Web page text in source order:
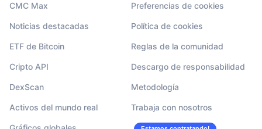
CMC Max
Noticias destacadas
ETF de Bitcoin
Cripto API
DexScan
Activos del mundo real
Preferencias de cookies
Política de cookies
Reglas de la comunidad
Descargo de responsabilidad
Metodología
Trabaja con nosotros